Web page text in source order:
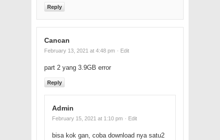
Reply
Cancan
February 13, 2021 at 4:48 pm · Edit
part 2 yang 3.9GB error
Reply
Admin
February 15, 2021 at 1:10 pm · Edit
bisa kok gan, coba download nya satu2